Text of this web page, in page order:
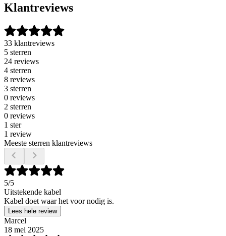
Klantreviews
33 klantreviews
5 sterren
24 reviews
4 sterren
8 reviews
3 sterren
0 reviews
2 sterren
0 reviews
1 ster
1 review
Meeste sterren klantreviews
5/5
Uitstekende kabel
Kabel doet waar het voor nodig is.
Lees hele review
Marcel
18 mei 2025